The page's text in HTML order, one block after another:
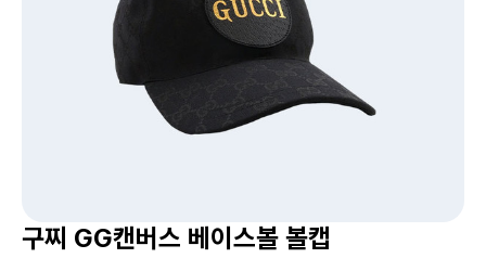
구찌 GG캔버스 베이스볼 볼캡